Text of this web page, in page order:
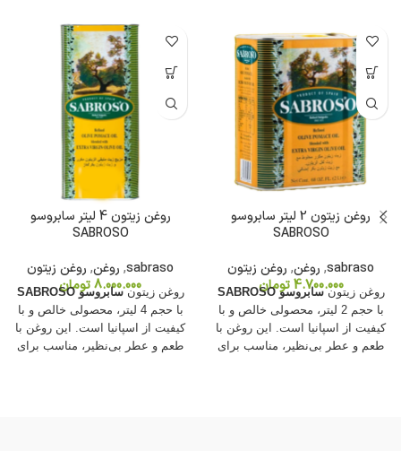
روغن زیتون 2 لیتر سابروسو
SABROSO
sabraso
, روغن, روغن زیتون
4.700.000 تومان روغن زیتونسابروسو SABROSO
با حجم 2 لیتر، محصولی خالص و با
کیفیت از اسپانیا است. این روغن با
طعم و عطر بی‌نظیر، مناسب برای
روغن زیتون 4 لیتر سابروسو
SABROSO
sabraso
, روغن, روغن زیتون
8.000.000تومان روغن زیتونسابروسو SABROSO
با حجم 4 لیتر، محصولی خالص و با
کیفیت از اسپانیا است. این روغن با
طعم و عطر بی‌نظیر، مناسب برای